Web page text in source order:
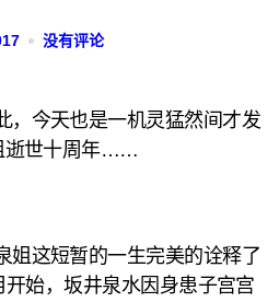
没有评论
逝世十周年……
姐这短暂的一生完美的诠释了
始，坂井泉水因身患子宫宫